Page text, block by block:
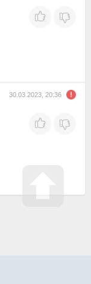
30.03.2023, 20:36